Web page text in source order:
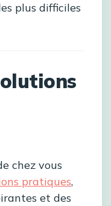
plus difficiles
chez vous
pratiques,
et des